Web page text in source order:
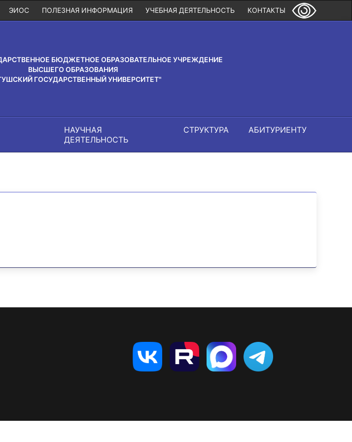
КОНТАКТЫ
УЧЕБНАЯ ДЕЯТЕЛЬНОСТЬ
ПОЛЕЗНАЯ ИНФОРМАЦИЯ
ЭИОС
БЮДЖЕТНОЕ ОБРАЗОВАТЕЛЬНОЕ УЧРЕЖДЕНИЕ
ВЫСШЕГО ОБРАЗОВАНИЯ
ГОСУДАРСТВЕННЫЙ УНИВЕРСИТЕТ"
НАУЧНАЯ
ДЕЯТЕЛЬНОСТЬ
СТРУКТУРА АБИТУРИЕНТУ